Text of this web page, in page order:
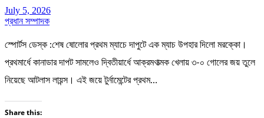
July 5, 2026
প্রধান সম্পাদক
স্পোর্টস ডেস্ক :শেষ ষোলোর প্রথম ম্যাচে দাপুটে এক ম্যাচ উপহার দিলো মরক্কো।
প্রথমার্ধে কানাডার দাপট সামলেও দ্বিতীয়ার্ধে আক্রমণাত্মক খেলায় ৩-০ গোলের জয় তুলে
নিয়েছে আটলাস লায়ন্স। এই জয়ে টুর্নামেন্টের প্রথম…
Share this: